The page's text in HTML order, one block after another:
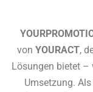
von YOURACT,
Lösungen bietet –
Umsetzung.